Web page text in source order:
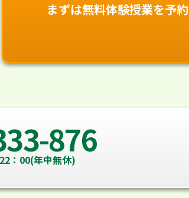
まずは無料体験授業を予約
876
：00(年中無休)